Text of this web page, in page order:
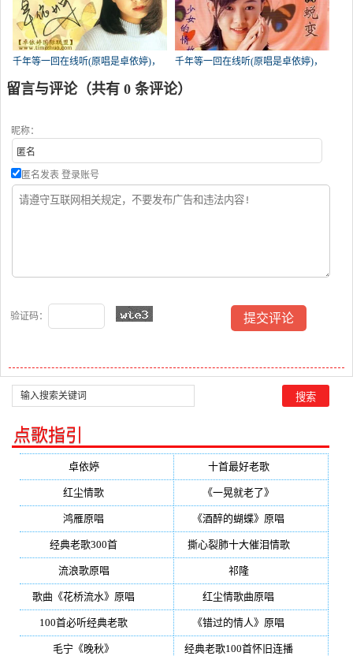
千年等一回在线听(原唱是卓依婷)，
平凡XD♛访必回！演唱点播:25次
千年等一回在线听(原唱是卓依婷)，
真爱永恒演唱点播:21次
留言与评论（共有 0 条评论）
昵称：
匿名发表 登录账号
验证码：
点歌指引
卓依婷(350) 十首最好老歌(300)
红尘情歌 《一晃就老了》
鸿雁原唱 《酒醉的蝴蝶》原唱
经典老歌300首 撕心裂肺十大催泪情歌(195)
流浪歌原唱 祁隆(188)
歌曲《花桥流水》原唱 红尘情歌曲原唱
100首必听经典老歌 《错过的情人》原唱
毛宁《晚秋》 经典老歌100首怀旧连播(134)